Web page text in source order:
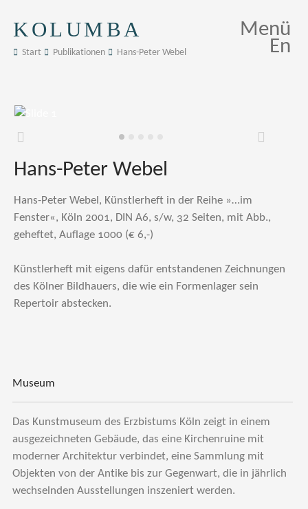
KOLUMBA
Start Publikationen Hans-Peter Webel
Menü
En
Zurück Weiter
Hans-Peter Webel
Hans-Peter Webel, Künstlerheft in der Reihe »…im
Fenster«, Köln 2001, DIN A6, s/w, 32 Seiten, mit Abb.,
geheftet, Auflage 1000 (€ 6,-)
Künstlerheft mit eigens dafür entstandenen Zeichnungen
des Kölner Bildhauers, die wie ein Formenlager sein
Repertoir abstecken.
Museum
Das Kunstmuseum des Erzbistums Köln zeigt in einem
ausgezeichneten Gebäude, das eine Kirchenruine mit
moderner Architektur verbindet, eine Sammlung mit
Objekten von der Antike bis zur Gegenwart, die in jährlich
wechselnden Ausstellungen inszeniert werden.